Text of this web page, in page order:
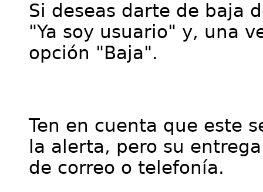
Si deseas darte de baja
"Ya soy usuario" y, una
opción "Baja".
Ten en cuenta que este
la alerta, pero su
de correo o telefonía.